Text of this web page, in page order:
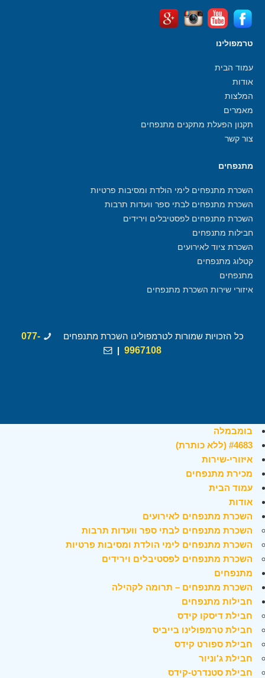
טרמפולינו
עמוד הבית
אודות
המלצות
מאמרים
תקנון הפעלת מתקנים מתנפחים
צור קשר
מתנפחים
השכרת מתנפחים לימי הולדת ומסיבות פרטיות
השכרת מתנפחים לבתי ספר וועדות תרבות
השכרת מתנפחים לפסטיבלים וירידים
חבילות מתנפחים
השכרת ציוד לאירועים
קטלוג מתנפחים
מתנפחים
איזורי שירות השכרת מתנפחים
כל הזכויות שמורות לטרמפולינו השכרת מתנפחים
077-
9967108
|
בומבמלה
#4683 (ללא כותרת)
איזורי-שירות
מכירת מתנפחים
עמוד הבית
אודות
השכרת מתנפחים לאירועים
השכרת מתנפחים לבתי ספר וועדות תרבות
השכרת מתנפחים לימי הולדת ומסיבות פרטיות
השכרת מתנפחים לפסטיבלים וירידים
מתנפחים
השכרת מתנפחים – תרומה לקהילה
חבילות מתנפחים
חבילת דיסקו קידס
חבילת טרמפולינו בייביס
חבילת ספורט קידס
חבילת ג'וניור
חבילת סטנדרט-קידס